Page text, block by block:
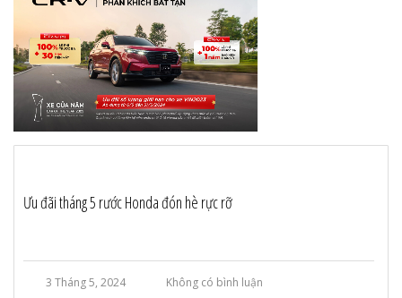
Ưu đãi tháng 5 rước Honda đón hè rực rỡ
3 Tháng 5, 2024 Không có bình luận